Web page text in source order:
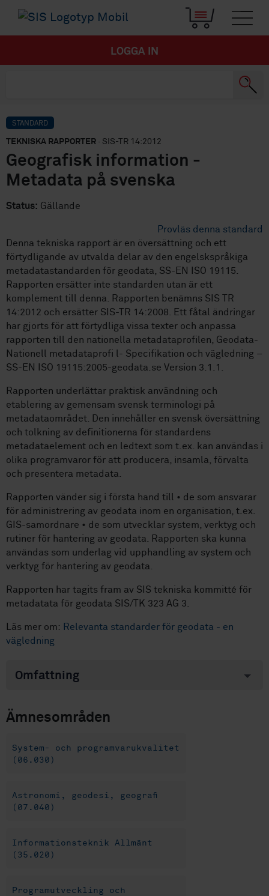
LOGGA IN
STANDARD
TEKNISKA RAPPORTER · SIS-TR 14:2012
Geografisk information -
Metadata på svenska
Status: Gällande
Provläs denna standard
Denna tekniska rapport är en översättning och ett
förtydligande av utvalda delar av den engelskspråkiga
metadatastandarden för geodata, SS-EN ISO 19115.
Rapporten ersätter inte standarden utan är ett
komplement till denna. Rapporten benämns SIS TR
14:2012 och ersätter SIS-TR 14:2008. Ett fåtal ändringar
har gjorts för att förtydliga vissa texter och anpassa
rapporten till den nationella metadataprofilen, Geodata-
Nationell metadataprofi l- Specifikation och vägledning –
SS-EN ISO 19115:2005-geodata.se Version 3.1.1.
Rapporten underlättar praktisk användning och
etablering av gemensam svensk terminologi på
metadataområdet. Den innehåller en svensk översättning
och tolkning av definitionerna för standardens
metadataelement och en ledtext som t.ex. kan användas i
olika programvaror för att producera, insamla, förvalta
och presentera metadata.
Rapporten vänder sig i första hand till • de som ansvarar
för administrering av geodata inom en organisation, t.ex.
GIS-samordnare • de som utvecklar system, verktyg och
rutiner för hantering av geodata. Rapporten ska kunna
användas som underlag vid upphandling av system och
verktyg för hantering av geodata.
Rapporten har tagits fram av SIS tekniska kommitté för
metadatata för geodata SIS/TK 323 AG 3.
Läs mer om: Relevanta standarder för geodata - en
vägledning
Omfattning
Ämnesområden
System- och programvarukvalitet
(06.030)
Astronomi, geodesi, geografi
(07.040)
Informationsteknik Allmänt
(35.020)
Programutveckling och